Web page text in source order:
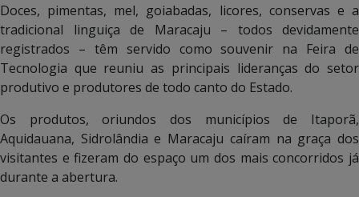
Doces, pimentas, mel, goiabadas, licores, conservas e a
tradicional linguiça de Maracaju – todos devidamente
registrados – têm servido como souvenir na Feira de
Tecnologia que reuniu as principais lideranças do setor
produtivo e produtores de todo canto do Estado.
Os produtos, oriundos dos municípios de Itaporã,
Aquidauana, Sidrolândia e Maracaju caíram na graça dos
visitantes e fizeram do espaço um dos mais concorridos já
durante a abertura.